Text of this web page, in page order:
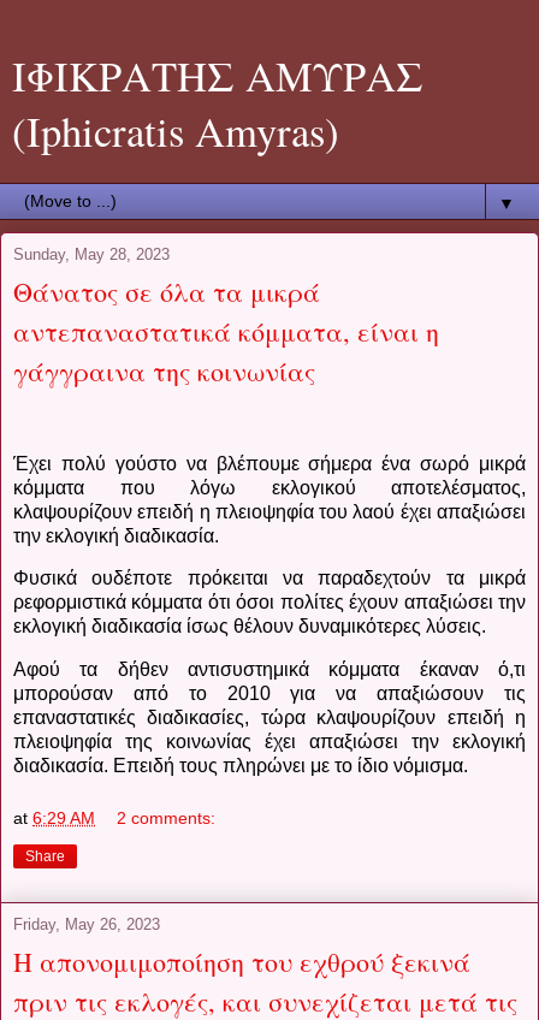
ΙΦΙΚΡΑΤΗΣ ΑΜΥΡΑΣ
(Iphicratis Amyras)
▼
Sunday, May 28, 2023
Θάνατος σε όλα τα μικρά
αντεπαναστατικά κόμματα, είναι η
γάγγραινα της κοινωνίας
Έχει πολύ γούστο να βλέπουμε σήμερα ένα σωρό μικρά
κόμματα που λόγω εκλογικού αποτελέσματος,
κλαψουρίζουν επειδή η πλειοψηφία του λαού έχει απαξιώσει
την εκλογική διαδικασία.
Φυσικά ουδέποτε πρόκειται να παραδεχτούν τα μικρά
ρεφορμιστικά κόμματα ότι όσοι πολίτες έχουν απαξιώσει την
εκλογική διαδικασία ίσως θέλουν δυναμικότερες λύσεις.
Αφού τα δήθεν αντισυστημικά κόμματα έκαναν ό,τι
μπορούσαν από το 2010 για να απαξιώσουν τις
επαναστατικές διαδικασίες, τώρα κλαψουρίζουν επειδή η
πλειοψηφία της κοινωνίας έχει απαξιώσει την εκλογική
διαδικασία. Επειδή τους πληρώνει με το ίδιο νόμισμα.
at 6:29 AM 2 comments:
Share
Friday, May 26, 2023
Η απονομιμοποίηση του εχθρού ξεκινά
πριν τις εκλογές, και συνεχίζεται μετά τις